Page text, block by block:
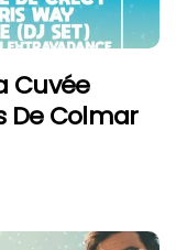
Cuvée
De Colmar